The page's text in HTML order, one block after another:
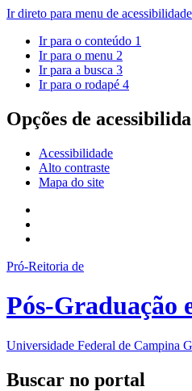
Ir direto para menu de
Ir para o conteúdo 1
Ir para o menu 2
Ir para a busca 3
Ir para o rodapé 4
Opções de
Acessibilidade
Alto contraste
Mapa do site
Pró-Reitoria de
Pós-Graduação
Universidade Federal de Campina
Buscar no portal